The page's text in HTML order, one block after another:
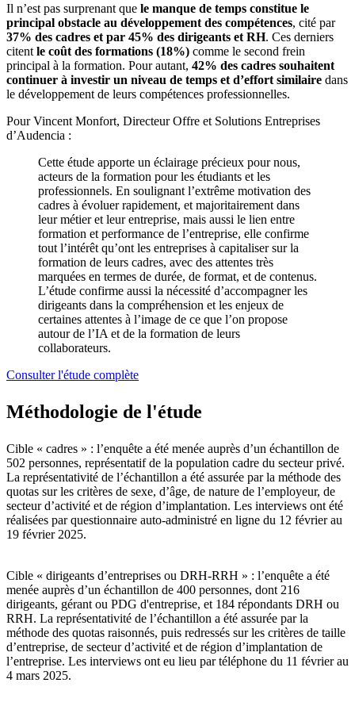
Il n’est pas surprenant que le manque de temps constitue le
principal obstacle au développement des compétences, cité par
37% des cadres et par 45% des dirigeants et RH. Ces derniers
citent le coût des formations (18%) comme le second frein
principal à la formation. Pour autant, 42% des cadres souhaitent
continuer à investir un niveau de temps et d’effort similaire dans
le développement de leurs compétences professionnelles.
Pour Vincent Monfort, Directeur Offre et Solutions Entreprises
d’Audencia :
Cette étude apporte un éclairage précieux pour nous,
acteurs de la formation pour les étudiants et les
professionnels. En soulignant l’extrême motivation des
cadres à évoluer rapidement, et majoritairement dans
leur métier et leur entreprise, mais aussi le lien entre
formation et performance de l’entreprise, elle confirme
tout l’intérêt qu’ont les entreprises à capitaliser sur la
formation de leurs cadres, avec des attentes très
marquées en termes de durée, de format, et de contenus.
L’étude confirme aussi la nécessité d’accompagner les
dirigeants dans la compréhension et les enjeux de
certaines attentes à l’image de ce que l’on propose
autour de l’IA et de la formation de leurs
collaborateurs.
Consulter l'étude complète
Méthodologie de l'étude
Cible « cadres » : l’enquête a été menée auprès d’un échantillon de
502 personnes, représentatif de la population cadre du secteur privé.
La représentativité de l’échantillon a été assurée par la méthode des
quotas sur les critères de sexe, d’âge, de nature de l’employeur, de
secteur d’activité et de région d’implantation. Les interviews ont été
réalisées par questionnaire auto-administré en ligne du 12 février au
19 février 2025.
Cible « dirigeants d’entreprises ou DRH-RRH » : l’enquête a été
menée auprès d’un échantillon de 400 personnes, dont 216
dirigeants, gérant ou PDG d'entreprise, et 184 répondants DRH ou
RRH. La représentativité de l’échantillon a été assurée par la
méthode des quotas raisonnés, puis redressés sur les critères de taille
d’entreprise, de secteur d’activité et de région d’implantation de
l’entreprise. Les interviews ont eu lieu par téléphone du 11 février au
4 mars 2025.